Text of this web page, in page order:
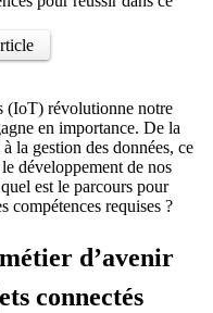
(IoT) révolutionne notre
en importance. De la
la gestion des données, ce
développement de nos
est le parcours pour
compétences requises ?
d’avenir
connectés